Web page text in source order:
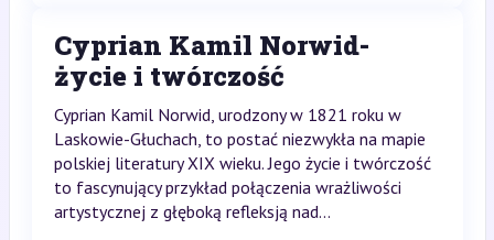
Cyprian Kamil Norwid-
życie i twórczość
Cyprian Kamil Norwid, urodzony w 1821 roku w
Laskowie-Głuchach, to postać niezwykła na mapie
polskiej literatury XIX wieku. Jego życie i twórczość
to fascynujący przykład połączenia wrażliwości
artystycznej z głęboką refleksją nad...